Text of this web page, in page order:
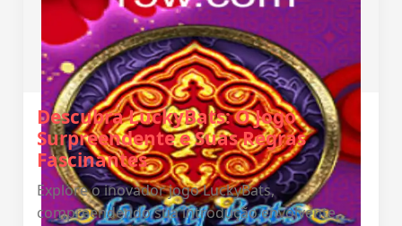
Descubra LuckyBats: O Jogo
Surpreendente e Suas Regras
Fascinantes
Explore o inovador jogo LuckyBats,
compreendendo sua introdução envolvente,